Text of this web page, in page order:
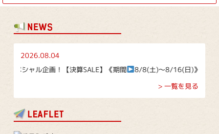
2026.08.04
ル企画！【決算SALE】《期間
8/8(土)～8/16(日)》
> 一覧を見る